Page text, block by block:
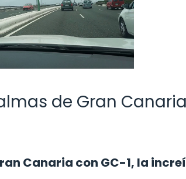
de Gran
Canaria con GC-1, la